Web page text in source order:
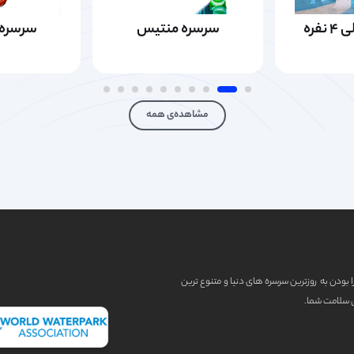
سرسره منتیس
مشاهده‌ی همه
بودن به روزترین سرسره های دنیا و متنوع ترین
سلامت شما.